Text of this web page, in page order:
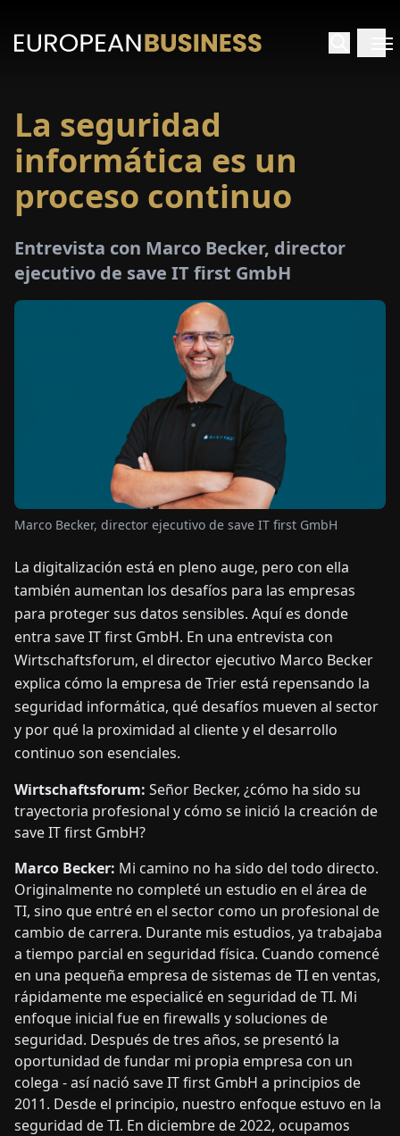
ENDEFRESITNL PLHU
CONTÁCTENOS
La seguridad
informática es un
proceso continuo
Entrevista con Marco Becker, director
ejecutivo de save IT first GmbH
Marco Becker, director ejecutivo de save IT first GmbH
La digitalización está en pleno auge, pero con ella
también aumentan los desafíos para las empresas
para proteger sus datos sensibles. Aquí es donde
entra save IT first GmbH. En una entrevista con
Wirtschaftsforum, el director ejecutivo Marco Becker
explica cómo la empresa de Trier está repensando la
seguridad informática, qué desafíos mueven al sector
y por qué la proximidad al cliente y el desarrollo
continuo son esenciales.
Wirtschaftsforum: Señor Becker, ¿cómo ha sido su
trayectoria profesional y cómo se inició la creación de
save IT first GmbH?
Marco Becker: Mi camino no ha sido del todo directo.
Originalmente no completé un estudio en el área de
TI, sino que entré en el sector como un profesional de
cambio de carrera. Durante mis estudios, ya trabajaba
a tiempo parcial en seguridad física. Cuando comencé
en una pequeña empresa de sistemas de TI en ventas,
rápidamente me especialicé en seguridad de TI. Mi
enfoque inicial fue en firewalls y soluciones de
seguridad. Después de tres años, se presentó la
oportunidad de fundar mi propia empresa con un
colega - así nació save IT first GmbH a principios de
2011. Desde el principio, nuestro enfoque estuvo en la
seguridad de TI. En diciembre de 2022, ocupamos